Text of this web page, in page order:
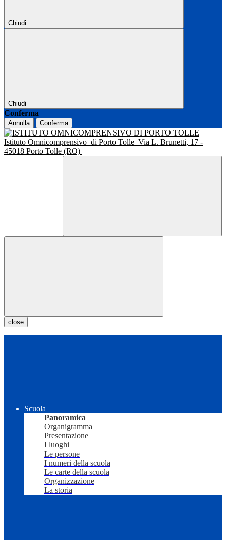
Chiudi
Chiudi
Conferma
Annulla Conferma
Istituto Omnicomprensivo di Porto Tolle Via L. Brunetti, 17 -
45018 Porto Tolle (RO)
close
Scuola
Panoramica
Organigramma
Presentazione
I luoghi
Le persone
I numeri della scuola
Le carte della scuola
Organizzazione
La storia